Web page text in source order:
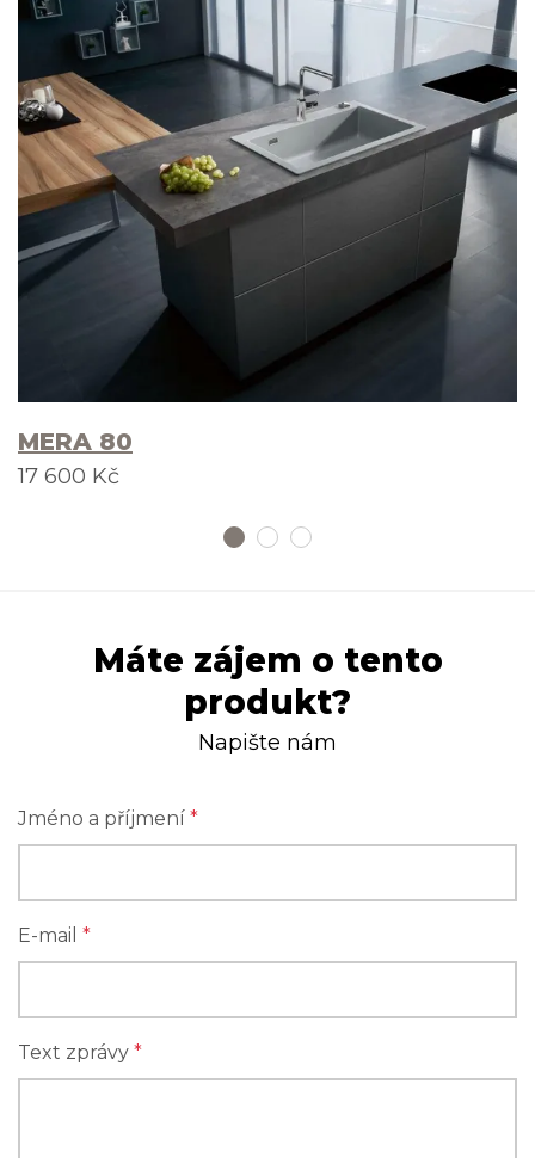
MERA 80
17 600 Kč
Máte zájem o tento
produkt?
Napište nám
Jméno a příjmení *
E-mail *
Text zprávy *